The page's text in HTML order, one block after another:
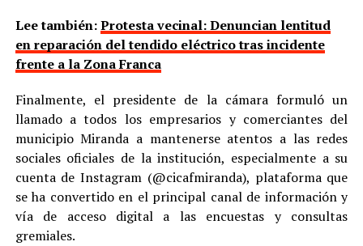
Lee también:Protesta vecinal: Denuncian lentitud
en reparación del tendido eléctrico tras incidente
frente a la Zona Franca
Finalmente, el presidente de la cámara formuló un
llamado a todos los empresarios y comerciantes del
municipio Miranda a mantenerse atentos a las redes
sociales oficiales de la institución, especialmente a su
cuenta de Instagram (@cicafmiranda), plataforma que
se ha convertido en el principal canal de información y
vía de acceso digital a las encuestas y consultas
gremiales.